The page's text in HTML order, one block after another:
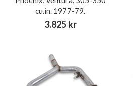
cu.in. 1977-79.
3.825 kr